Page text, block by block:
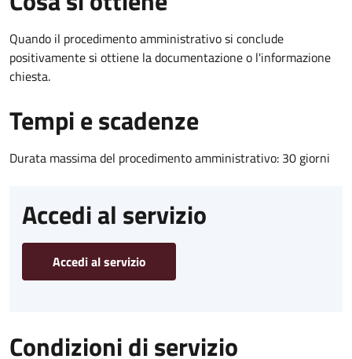
Quando il procedimento amministrativo si conclude
positivamente si ottiene la documentazione o l'informazione
chiesta.
Tempi e scadenze
Durata massima del procedimento amministrativo: 30 giorni
Accedi al servizio
Accedi al servizio
Condizioni di servizio